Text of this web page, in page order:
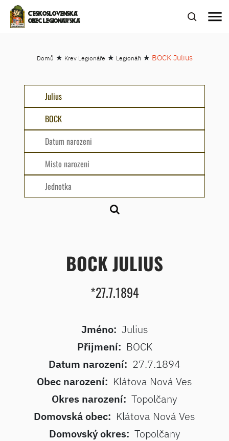
ČESKOSLOVENSKÁ
OBEC LEGIONÁŘSKÁ
menu
Domů ★ Krev Legionáře ★ Legionáři ★ BOCK Julius
BOCK JULIUS
*27.7.1894
Jméno: Julius
Přijmení: BOCK
Datum narození: 27.7.1894
Obec narození: Klátova Nová Ves
Okres narození: Topolčany
Domovská obec: Klátova Nová Ves
Domovský okres: Topolčany